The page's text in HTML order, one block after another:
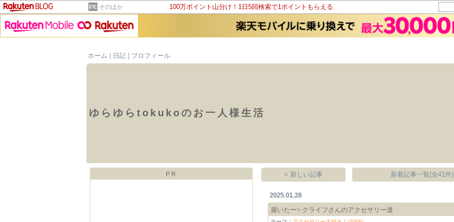
そのほか 100万ポイント山分け！1日5回検索で1ポイントもらえる
ホーム
日記 プロフィール
ゆらゆらtokukoのお一人様生活
PR < 新しい記事 新着記事一覧(全41件)
2025.01.28
届いたー✨クライフさんのアクセサリー達